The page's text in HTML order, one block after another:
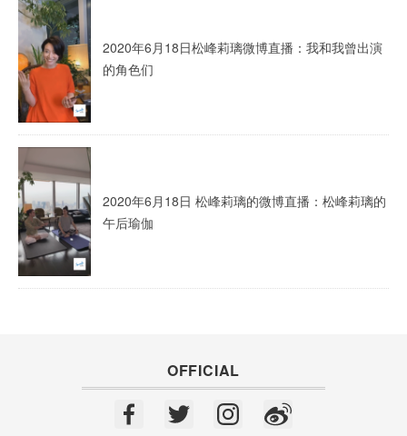
2020年6月18日松峰莉璃微博直播：我和我曾出演
的角色们
2020年6月18日 松峰莉璃的微博直播：松峰莉璃的
午后瑜伽
OFFICIAL
In